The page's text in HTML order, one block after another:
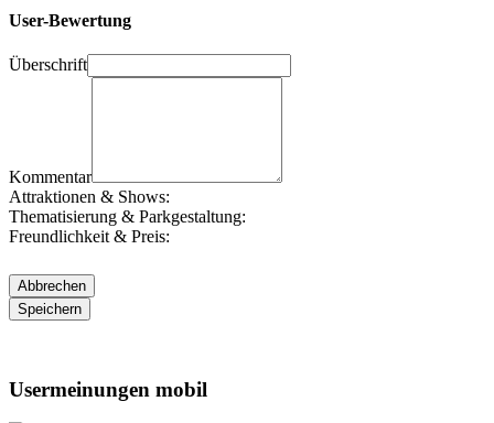
User-Bewertung
Überschrift
Kommentar
Attraktionen & Shows:
Thematisierung & Parkgestaltung:
Freundlichkeit & Preis:
Usermeinungen mobil